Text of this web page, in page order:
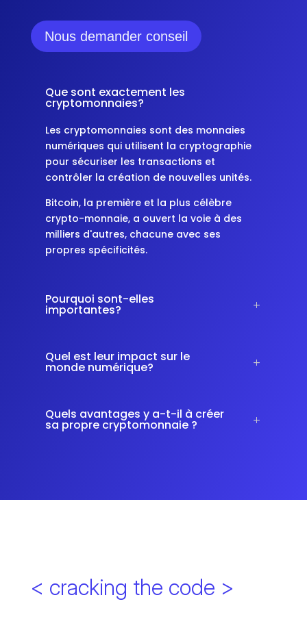
Nous demander conseil
Que sont exactement les
cryptomonnaies?
Les cryptomonnaies sont des monnaies
numériques qui utilisent la cryptographie
pour sécuriser les transactions et
contrôler la création de nouvelles unités.
Bitcoin, la première et la plus célèbre
crypto-monnaie, a ouvert la voie à des
milliers d'autres, chacune avec ses
propres spécificités.
Pourquoi sont-elles
importantes?
Quel est leur impact sur le
monde numérique?
Quels avantages y a-t-il à créer
sa propre cryptomonnaie ?
< cracking the code >